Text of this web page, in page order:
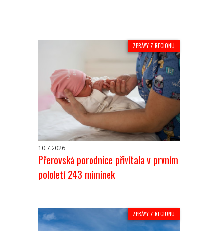
ZPRÁVY Z REGIONU
10.7.2026
Přerovská porodnice přivítala v prvním
pololetí 243 miminek
ZPRÁVY Z REGIONU